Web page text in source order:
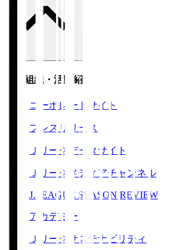
運営組織・活動紹介
コーポレートサイト
プレスリリース
Ｊリーグデータサイト
Ｊリーグメディアチャンネル
J.LEAGUE SEASON REVIEW
アカデミー
Ｊリーグサステナビリティ